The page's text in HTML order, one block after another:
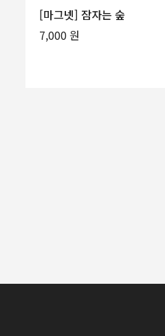
[마그넷] 잠자는 숲
7,000 원